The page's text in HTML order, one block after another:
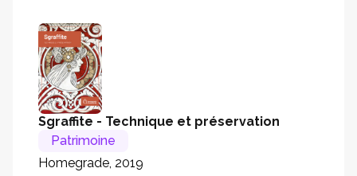
Sgraffite - Technique et préservation
Patrimoine
Homegrade, 2019